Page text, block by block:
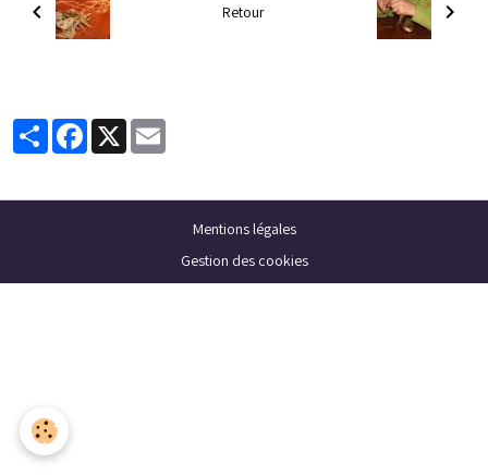
Retour
PartagerFacebook
X
Mentions légales
Gestion des cookies